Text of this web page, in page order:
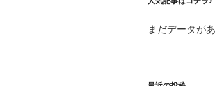
まだデータが